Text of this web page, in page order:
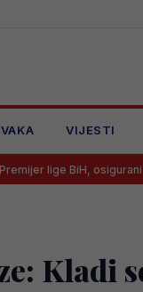
VIJESTI
osigurani TV prijenosi
Kladi